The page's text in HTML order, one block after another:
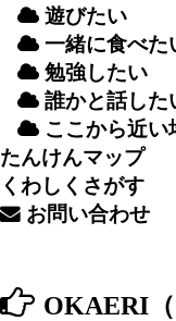
遊びたい
一緒に食べた
勉強したい
誰かと話した
ここから近い
たんけんマップ
くわしくさがす
お問い合わせ
OKAERI